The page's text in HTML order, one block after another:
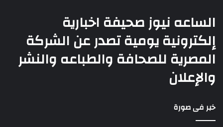
الساعه نيوز صحيفة اخبارية
إلكترونية يومية تصدر عن الشركة
المصرية للصحافة والطباعه والنشر
والإعلان
خبر فى صورة